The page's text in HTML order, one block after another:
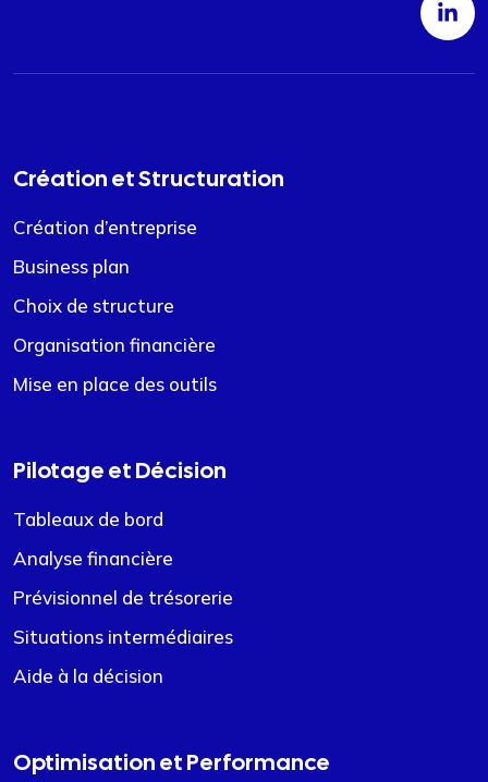
Création et Structuration
Création d’entreprise
Business plan
Choix de structure
Organisation financière
Mise en place des outils
Pilotage et Décision
Tableaux de bord
Analyse financière
Prévisionnel de trésorerie
Situations intermédiaires
Aide à la décision
Optimisation et Performance